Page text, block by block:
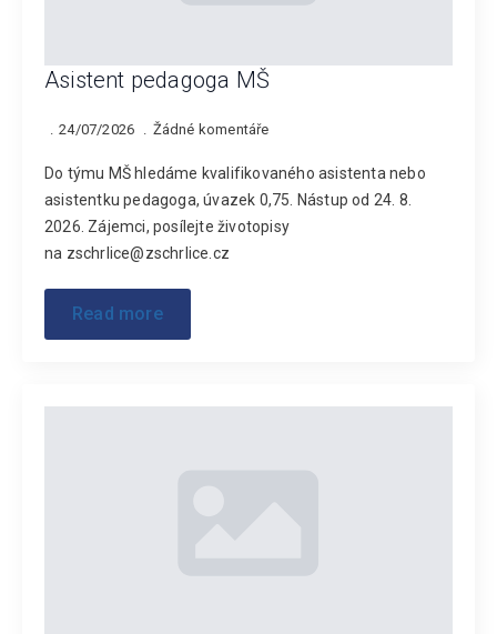
Asistent pedagoga MŠ
24/07/2026 Žádné komentáře
Do týmu MŠ hledáme kvalifikovaného asistenta nebo
asistentku pedagoga, úvazek 0,75. Nástup od 24. 8.
2026. Zájemci, posílejte životopisy
na zschrlice@zschrlice.cz
Read more